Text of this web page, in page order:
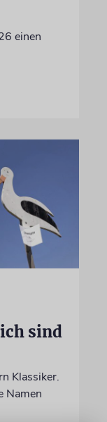
einen
sind
Klassiker.
Namen